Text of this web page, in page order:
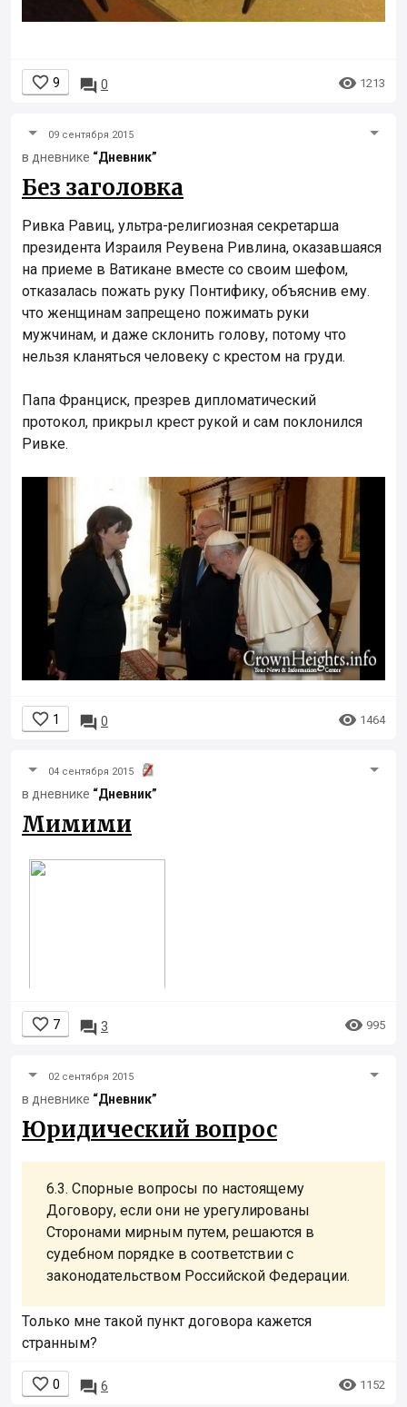
 9  0  1213
09 сентября 2015
в дневнике “Дневник”
Без заголовка
Ривка Равиц, ультра-религиозная секретарша
президента Израиля Реувена Ривлина, оказавшаяся
на приеме в Ватикане вместе со своим шефом,
отказалась пожать руку Понтифику, объяснив ему.
что женщинам запрещено пожимать руки
мужчинам, и даже склонить голову, потому что
нельзя кланяться человеку с крестом на груди.
Папа Франциск, презрев дипломатический
протокол, прикрыл крест рукой и сам поклонился
Ривке.
 1  0  1464
04 сентября 2015
в дневнике “Дневник”
Мимими
 7  3  995
02 сентября 2015
в дневнике “Дневник”
Юридический вопрос
6.3. Спорные вопросы по настоящему
Договору, если они не урегулированы
Сторонами мирным путем, решаются в
судебном порядке в соответствии с
законодательством Российской Федерации.
Только мне такой пункт договора кажется
странным?
 0  6  1152